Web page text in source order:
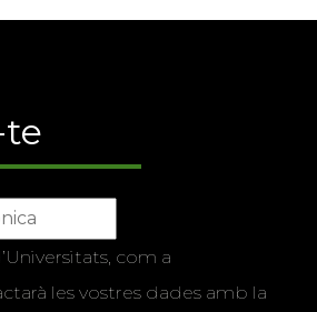
te
com a
les vostres dades amb la